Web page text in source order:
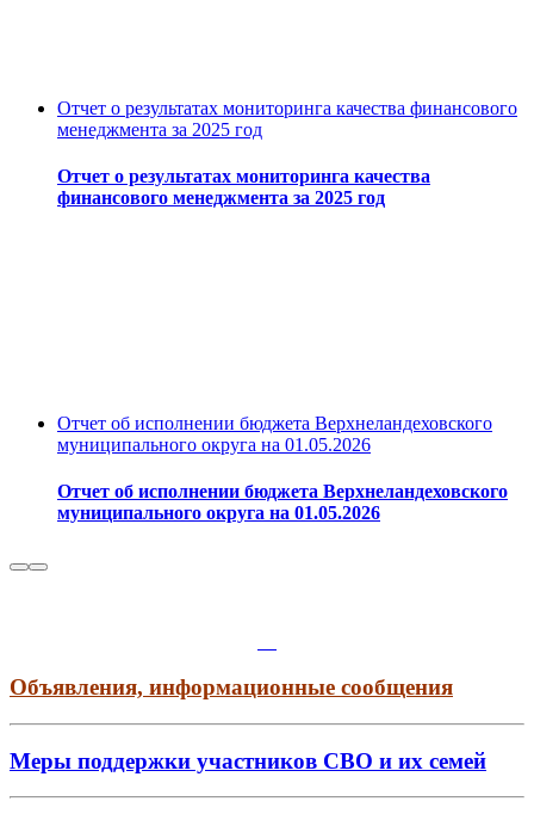
Отчет о результатах мониторинга качества финансового
менеджмента за 2025 год
Отчет о результатах мониторинга качества
финансового менеджмента за 2025 год
Отчет об исполнении бюджета Верхнеландеховского
муниципального округа на 01.05.2026
Отчет об исполнении бюджета Верхнеландеховского
муниципального округа на 01.05.2026
Объявления, информационные сообщения
Меры поддержки участников СВО и их семей